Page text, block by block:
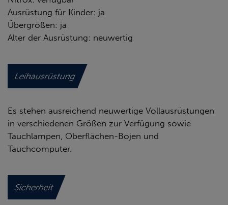
Ausrüstung für Kinder: ja
Übergrößen: ja
Alter der Ausrüstung: neuwertig
Leihausrüstung
Es stehen ausreichend neuwertige Vollausrüstungen
in verschiedenen Größen zur Verfügung sowie
Tauchlampen, Oberflächen-Bojen und
Tauchcomputer.
Sicherheit